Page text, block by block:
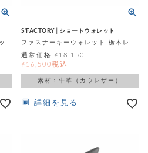
S'FACTORY│ショートウォレット
通常価格 ¥ 18,150
¥ 16,500税込
素材：牛革（カウレザー）
詳細を見る